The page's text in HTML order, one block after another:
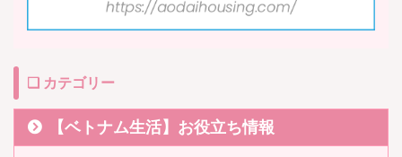
❏ カテゴリー
【ベトナム生活】お役立ち情報